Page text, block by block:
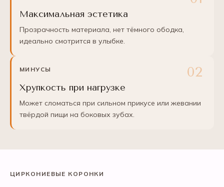
Максимальная эстетика
Прозрачность материала, нет тёмного ободка,
идеально смотрится в улыбке.
МИНУСЫ
Хрупкость при нагрузке
Может сломаться при сильном прикусе или жевании
твёрдой пищи на боковых зубах.
ЦИРКОНИЕВЫЕ КОРОНКИ